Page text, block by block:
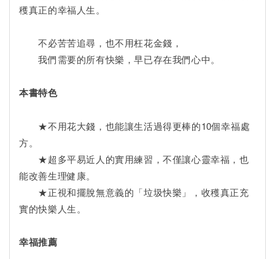
穫真正的幸福人生。
不必苦苦追尋，也不用枉花金錢，
我們需要的所有快樂，早已存在我們心中。
本書特色
★不用花大錢，也能讓生活過得更棒的10個幸福處
方。
★超多平易近人的實用練習，不僅讓心靈幸福，也
能改善生理健康。
★正視和擺脫無意義的「垃圾快樂」，收穫真正充
實的快樂人生。
幸福推薦